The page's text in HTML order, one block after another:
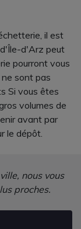
il est
d'Arz peut
pourront vous
sont pas
Si vous êtes
volumes de
avant par
le dépôt.
nous vous
proches.